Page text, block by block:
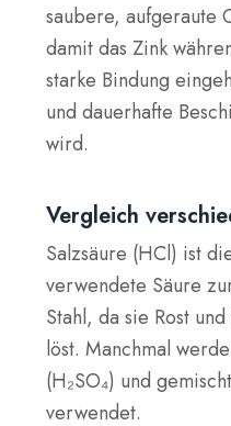
saubere, aufgeraute
damit das Zink
starke Bindung
und dauerhafte
wird.
Vergleich
Salzsäure (HCl) ist
verwendete Säure
Stahl, da sie Rost
löst. Manchmal
(H₂SO₄) und
verwendet.